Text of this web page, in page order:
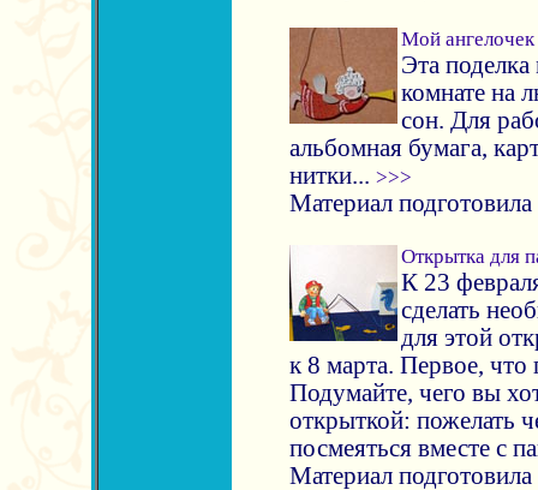
Мой ангелочек
Эта поделка
комнате на
сон. Для
альбомная бумага,
нитки... >>>
Материал подготовила
Открытка для
К 23
сделать
для этой
к 8 марта. Первое, что
Подумайте, чего вы
открыткой: пожелать
посмеяться вместе с
Материал подготовила